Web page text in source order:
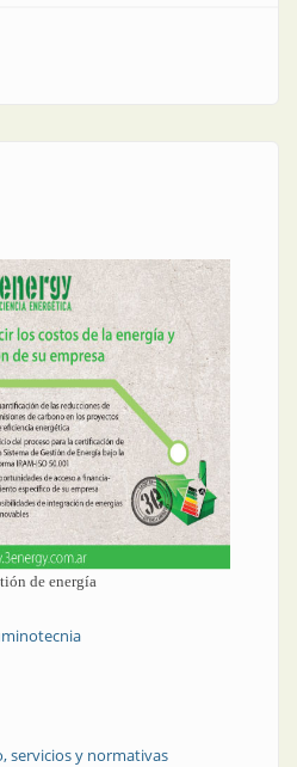
| Enfrentando los aumentos
de energía
servicios y normativas